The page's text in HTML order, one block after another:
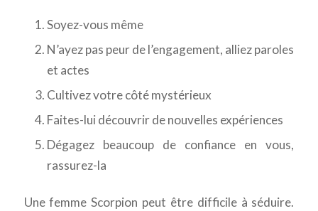
Soyez-vous même
N’ayez pas peur de l’engagement, alliez paroles
et actes
Cultivez votre côté mystérieux
Faites-lui découvrir de nouvelles expériences
Dégagez beaucoup de confiance en vous,
rassurez-la
Une femme Scorpion peut être difficile à séduire.